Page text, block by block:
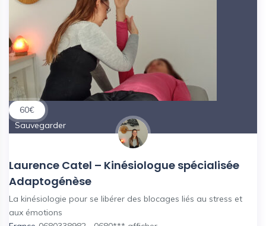
60€
Sauvegarder
Laurence Catel – Kinésiologue spécialisée
Adaptogénèse
La kinésiologie pour se libérer des blocages liés au stress et
aux émotions